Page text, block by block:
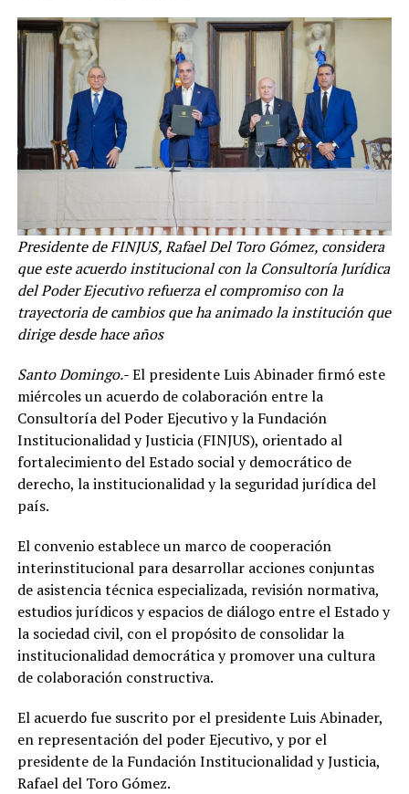
Presidente de FINJUS, Rafael Del Toro Gómez, considera
que este acuerdo institucional con la Consultoría Jurídica
del Poder Ejecutivo refuerza el compromiso con la
trayectoria de cambios que ha animado la institución que
dirige desde hace años
Santo Domingo.-El presidente Luis Abinader firmó este
miércoles un acuerdo de colaboración entre la
Consultoría del Poder Ejecutivo y la Fundación
Institucionalidad y Justicia (FINJUS), orientado al
fortalecimiento del Estado social y democrático de
derecho, la institucionalidad y la seguridad jurídica del
país.
El convenio establece un marco de cooperación
interinstitucional para desarrollar acciones conjuntas
de asistencia técnica especializada, revisión normativa,
estudios jurídicos y espacios de diálogo entre el Estado y
la sociedad civil, con el propósito de consolidar la
institucionalidad democrática y promover una cultura
de colaboración constructiva.
El acuerdo fue suscrito por el presidente Luis Abinader,
en representación del poder Ejecutivo, y por el
presidente de la Fundación Institucionalidad y Justicia,
Rafael del Toro Gómez.